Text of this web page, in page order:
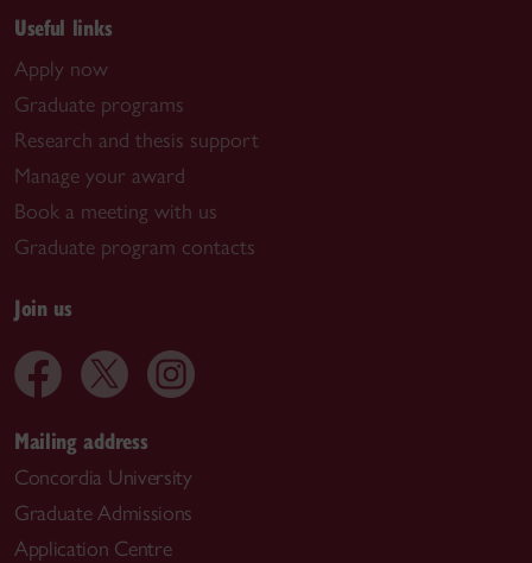
Useful links
Apply now
Graduate programs
Research and thesis support
Manage your award
Book a meeting with us
Graduate program contacts
Join us
Mailing address
Concordia University
Graduate Admissions
Application Centre